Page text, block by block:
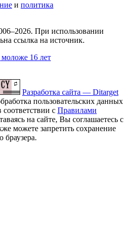
и политика
При использовании
ссылка на источник.
16 лет
Разработка сайта — Ditarget
пользовательских данных
с Правилами
на сайте, Вы соглашаетесь с
можете запретить сохранение
браузера.